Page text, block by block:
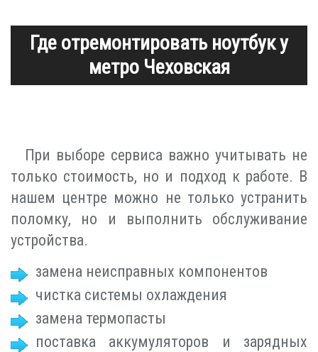
Где отремонтировать ноутбук у
метро Чеховская
При выборе сервиса важно учитывать не
только стоимость, но и подход к работе. В
нашем центре можно не только устранить
поломку, но и выполнить обслуживание
устройства.
замена неисправных компонентов
чистка системы охлаждения
замена термопасты
поставка аккумуляторов и зарядных